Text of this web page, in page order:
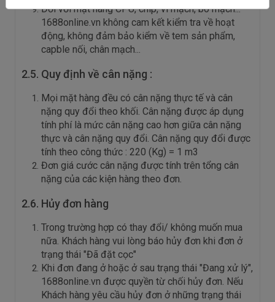
Đối với mặt hàng CPU, chip, vi mạch, bo mạch...
1688online.vn không cam kết kiểm tra về hoạt
động, không đảm bảo kiểm về tem sản phẩm,
capble nối, chân mạch...
2.5. Quy định về cân nặng :
Mọi mặt hàng đều có cân nặng thực tế và cân
nặng quy đổi theo khối. Cân nặng được áp dụng
tính phí là mức cân nặng cao hơn giữa cân nặng
thực và cân nặng quy đổi. Cân nặng quy đổi được
tính theo công thức : 220 (Kg) = 1 m3
Đơn giá cước cân nặng được tính trên tổng cân
nặng của các kiện hàng theo đơn.
2.6. Hủy đơn hàng
Trong trường hợp có thay đổi/ không muốn mua
nữa. Khách hàng vui lòng báo hủy đơn khi đơn ở
trạng thái "Đã đặt cọc"
Khi đơn đang ở hoặc ở sau trạng thái "Đang xử lý",
1688online.vn được quyền từ chối hủy đơn. Nếu
Khách hàng yêu cầu hủy đơn ở những trạng thái